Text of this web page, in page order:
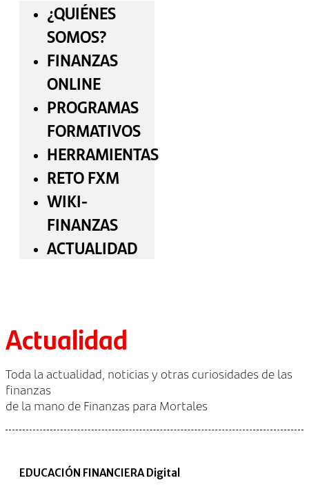
¿QUIÉNES
SOMOS?
FINANZAS
ONLINE
PROGRAMAS
FORMATIVOS
HERRAMIENTAS
RETO FXM
WIKI-
FINANZAS
ACTUALIDAD
Actualidad
Toda la actualidad, noticias y otras curiosidades de las
finanzas
de la mano de Finanzas para Mortales
EDUCACIÓN FINANCIERA Digital